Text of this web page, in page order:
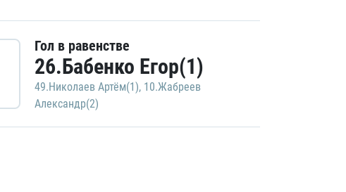
Гол в равенстве
26.Бабенко Егор(1)
49.Николаев Артём(1), 10.Жабреев
Александр(2)